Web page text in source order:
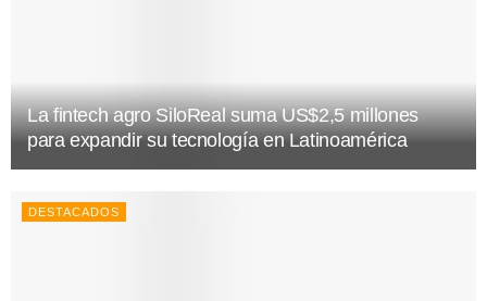
La fintech agro SiloReal suma US$2,5 millones
para expandir su tecnología en Latinoamérica
DESTACADOS